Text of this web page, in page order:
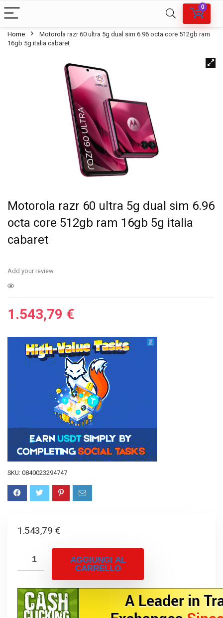
0
Home
Motorola razr 60 ultra 5g dual sim 6.96 octa core 512gb ram
16gb 5g italia cabaret
Motorola razr 60 ultra 5g dual sim 6.96
octa core 512gb ram 16gb 5g italia
cabaret
Add your review
1.543,79 €
SKU: 0840023294747
1.543,79 €
AGGIUNGI AL
CARRELLO